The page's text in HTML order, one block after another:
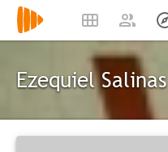
Ezequiel Salinas